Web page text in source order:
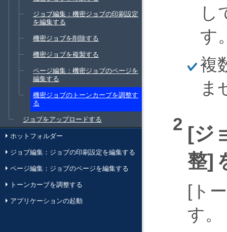
ジョブ編集：機密ジョブの印刷設定
を編集する
機密ジョブを削除する
機密ジョブを複製する
ページ編集：機密ジョブのページを
編集する
機密ジョブのトーンカーブを調整す
る
ジョブをアップロードする
ホットフォルダー
ジョブ編集：ジョブの印刷設定を編集する
ページ編集：ジョブのページを編集する
トーンカーブを調整する
アプリケーションの起動
し
す
ほ
そ
く
複
ま
ジ
整
ト
す。